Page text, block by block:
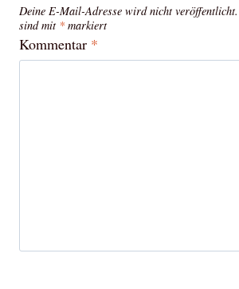
Deine E-Mail-Adresse wird nicht veröffentlicht.
sind mit * markiert
Kommentar *